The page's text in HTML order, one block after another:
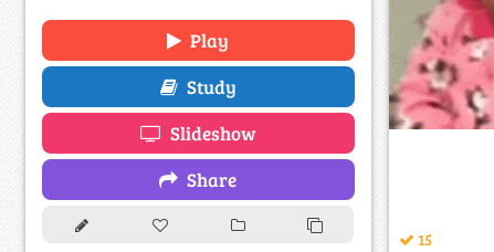
Play
Study
Slideshow
Share
15